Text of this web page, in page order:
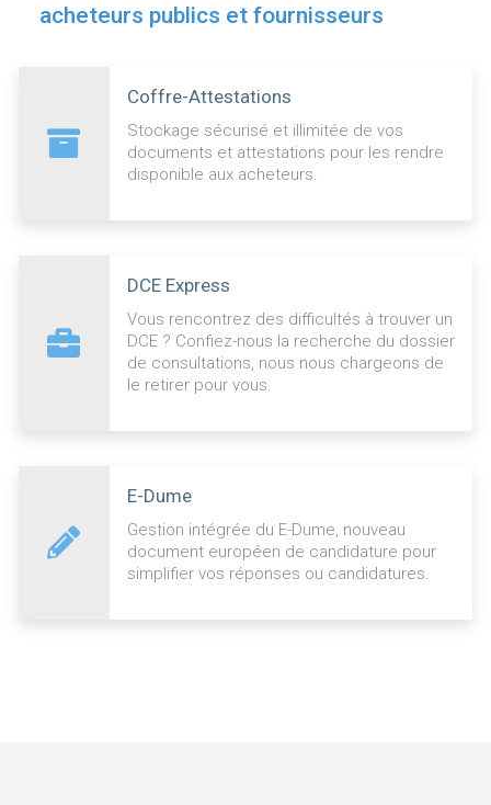
acheteurs publics et fournisseurs
Coffre-Attestations
Stockage sécurisé et illimitée de vos
documents et attestations pour les rendre
disponible aux acheteurs.
DCE Express
Vous rencontrez des difficultés à trouver un
DCE ? Confiez-nous la recherche du dossier
de consultations, nous nous chargeons de
le retirer pour vous.
E-Dume
Gestion intégrée du E-Dume, nouveau
document européen de candidature pour
simplifier vos réponses ou candidatures.